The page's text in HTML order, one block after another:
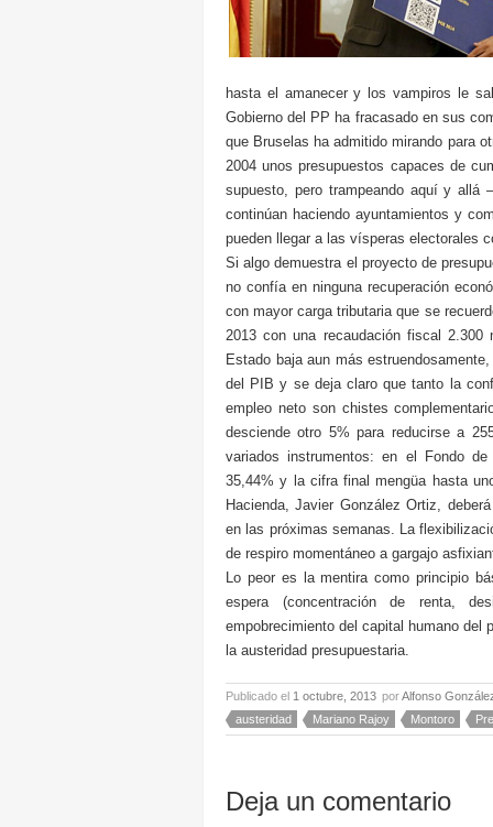
hasta el amanecer y los vampiros le
Gobierno del PP ha fracasado en sus
que Bruselas ha admitido mirando para
2004 unos presupuestos capaces de
supuesto, pero trampeando aquí y allá
continúan haciendo ayuntamientos y
pueden llegar a las vísperas electorales
Si algo demuestra el proyecto de
no confía en ninguna recuperación
con mayor carga tributaria que se
2013 con una recaudación fiscal
Estado baja aun más
del PIB y se deja claro que tanto la
empleo neto son chistes
desciende otro 5% para reducirse a
variados instrumentos: en el Fondo
35,44% y la cifra final mengüa hasta
Hacienda, Javier González Ortiz,
en las próximas semanas. La
de respiro momentáneo a gargajo
Lo peor es la mentira como principio
espera (concentración de renta,
empobrecimiento del capital humano
la austeridad presupuestaria.
Publicado el 1 octubre, 2013 porAlfonso
austeridad
Mariano Rajoy Montoro
Deja un comentario